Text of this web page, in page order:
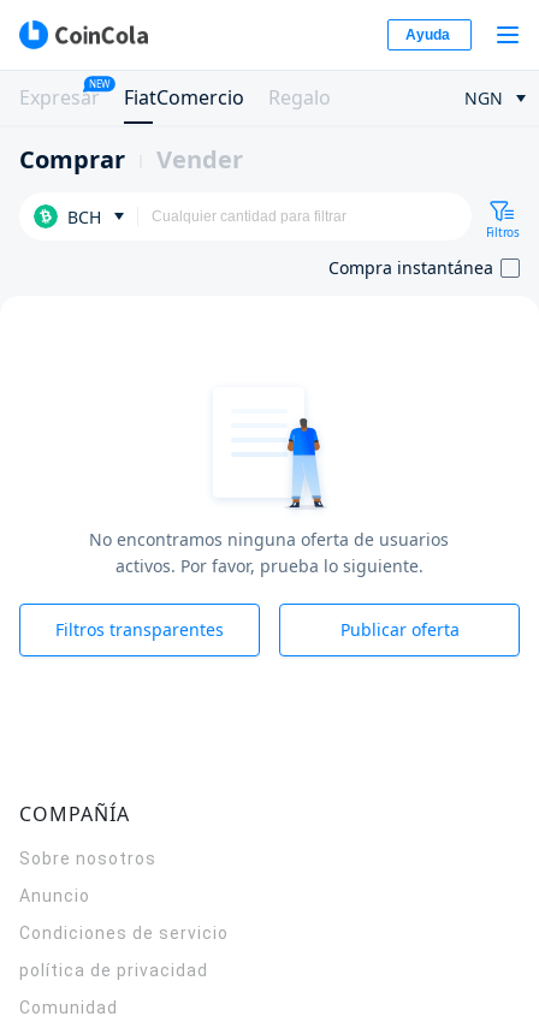
Ayuda
Expresar
NEW
FiatComercio Regalo NGN
Comprar Vender
BCH
Filtros
Compra instantánea
No encontramos ninguna oferta de usuarios
activos. Por favor, prueba lo siguiente.
Filtros transparentes Publicar oferta
COMPAÑÍA
Sobre nosotros
Anuncio
Condiciones de servicio
política de privacidad
Comunidad